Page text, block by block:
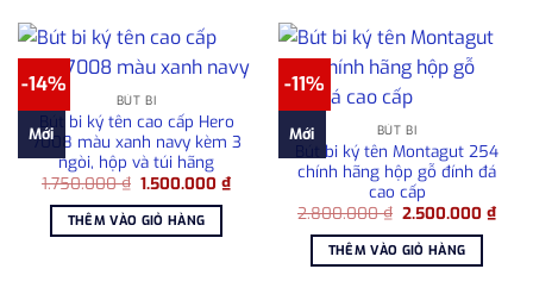
-14%
Mới
BÚT BI
Bút bi ký tên cao cấp Hero
7008 màu xanh navy kèm 3
ngòi, hộp và túi hãng
1.750.000₫ Giá
là:
1.750.000 ₫.
1.500.000₫Giá
THÊM VÀO GIỎ HÀNG
-11%
Mới BÚT BI
Bút bi ký tên Montagut 254
chính hãng hộp gỗ đính đá
cao cấp
2.800.000₫ Giá
là:
2.800.000 ₫.
2.500.000₫Giá
THÊM VÀO GIỎ HÀNG